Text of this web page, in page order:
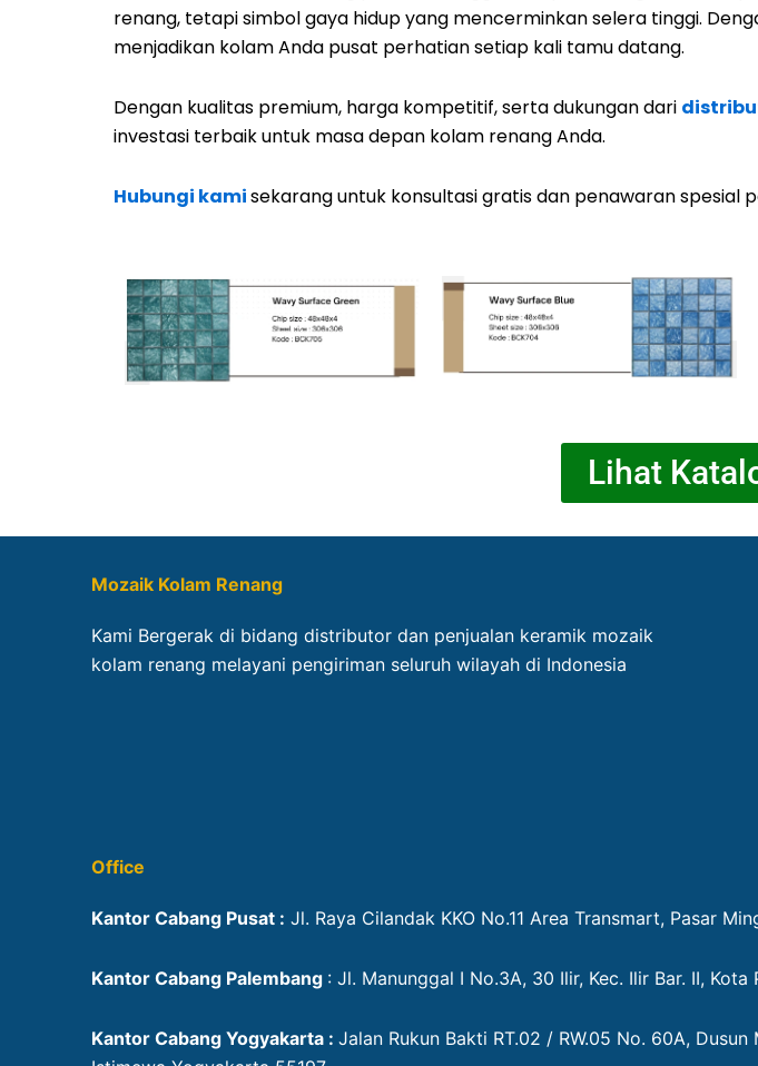
renang, tetapi simbol gaya hidup yang mencerminkan selera tinggi.
menjadikan kolam Anda pusat perhatian setiap kali tamu datang.
Dengan kualitas premium, harga kompetitif, serta dukungan dari
investasi terbaik untuk masa depan kolam renang Anda.
Hubungi kamisekarang untuk konsultasi gratis dan penawaran spesial
Lihat
Mozaik Kolam Renang
Kami Bergerak di bidang distributor dan penjualan keramik mozaik
kolam renang melayani pengiriman seluruh wilayah di Indonesia
Office
Kantor Cabang Pusat : Jl. Raya Cilandak KKO No.11 Area Transmart, Pasar
Kantor Cabang Palembang : Jl. Manunggal I No.3A, 30 Ilir, Kec. Ilir Bar. II,
Kantor Cabang Yogyakarta : Jalan Rukun Bakti RT.02 / RW.05 No. 60A,